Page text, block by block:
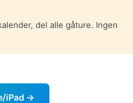
del alle gåture. Ingen
iPad →